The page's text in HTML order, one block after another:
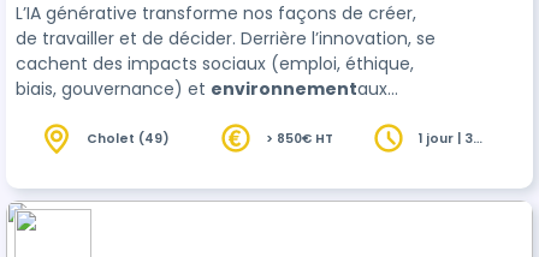
L’IA générative transforme nos façons de créer,
de travailler et de décider. Derrière l’innovation, se
cachent des impacts sociaux (emploi, éthique,
biais, gouvernance) et environnementaux
empreinte carbone). Cette formation propose
comprendre les enjeux, identifier les risques et
explorer des usages responsables de l’IA.
Cholet (49) > 850€ HT
1 jour | 3